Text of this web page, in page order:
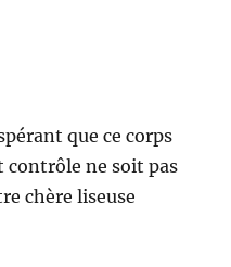
que ce corps
contrôle ne soit pas
chère liseuse